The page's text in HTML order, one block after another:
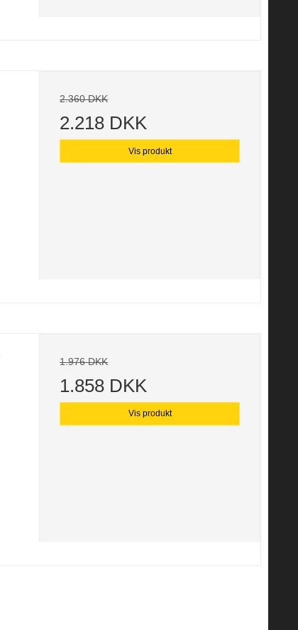
2.360 DKK
2.218 DKK
Vis produkt
1.976 DKK
1.858 DKK
Vis produkt